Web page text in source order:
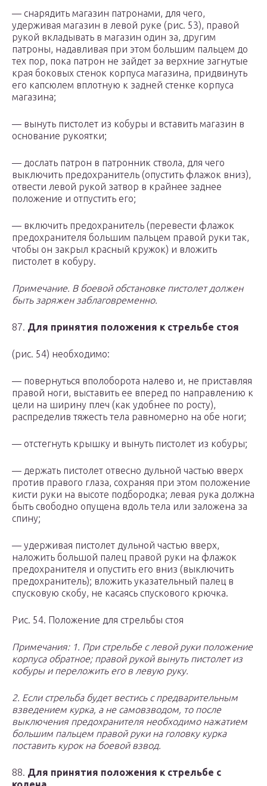
— снарядить магазин патронами, для чего,
удерживая магазин в левой руке (рис. 53), правой
рукой вкладывать в магазин один за, другим
патроны, надавливая при этом большим пальцем до
тех пор, пока патрон не зайдет за верхние загнутые
края боковых стенок корпуса магазина, придвинуть
его капсюлем вплотную к задней стенке корпуса
магазина;
— вынуть пистолет из кобуры и вставить магазин в
основание рукоятки;
— дослать патрон в патронник ствола, для чего
выключить предохранитель (опустить флажок вниз),
отвести левой рукой затвор в крайнее заднее
положение и отпустить его;
— включить предохранитель (перевести флажок
предохранителя большим пальцем правой руки так,
чтобы он закрыл красный кружок) и вложить
пистолет в кобуру.
Примечание. В боевой обстановке пистолет должен
быть заряжен заблаговременно.
87. Для принятия положения к стрельбе стоя
(рис. 54) необходимо:
— повернуться вполоборота налево и, не приставляя
правой ноги, выставить ее вперед по направлению к
цели на ширину плеч (как удобнее по росту),
распределив тяжесть тела равномерно на обе ноги;
— отстегнуть крышку и вынуть пистолет из кобуры;
— держать пистолет отвесно дульной частью вверх
против правого глаза, сохраняя при этом положение
кисти руки на высоте подбородка; левая рука должна
быть свободно опущена вдоль тела или заложена за
спину;
— удерживая пистолет дульной частью вверх,
наложить большой палец правой руки на флажок
предохранителя и опустить его вниз (выключить
предохранитель); вложить указательный палец в
спус­ковую скобу, не касаясь спускового крючка.
Рис. 54. Положение для стрельбы стоя
Примечания: 1. При стрельбе с левой руки положение
корпуса обратное; правой рукой вынуть пистолет из
кобуры и переложить его в левую руку.
2. Если стрельба будет вестись с предварительным
взведением курка, а не самовзводом, то после
выключения предохранителя необходимо нажатием
большим пальцем правой руки на головку курка
поставить курок на боевой взвод.
88. Для принятия положения к стрельбе с